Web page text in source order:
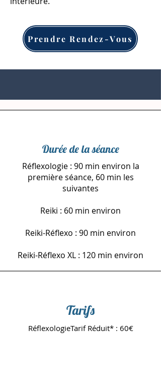
reconnexion avec votre énergie
Durée de la séance
Réflexologie : 90 min environ la
suivantes
Reiki : 60 min environ
Reiki-Réflexo : 90 min environ
Tarifs